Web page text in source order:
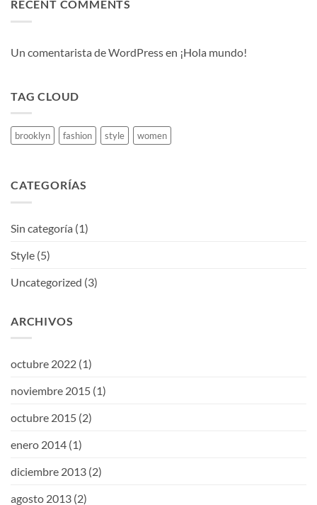
A
RECENT COMMENTS
Un comentarista de WordPressen ¡Hola mundo!
TAG CLOUD
brooklyn fashion style women
CATEGORÍAS
Sin categoría (1)
Style (5)
Uncategorized (3)
ARCHIVOS
octubre 2022 (1)
noviembre 2015 (1)
octubre 2015 (2)
enero 2014 (1)
diciembre 2013 (2)
agosto 2013 (2)